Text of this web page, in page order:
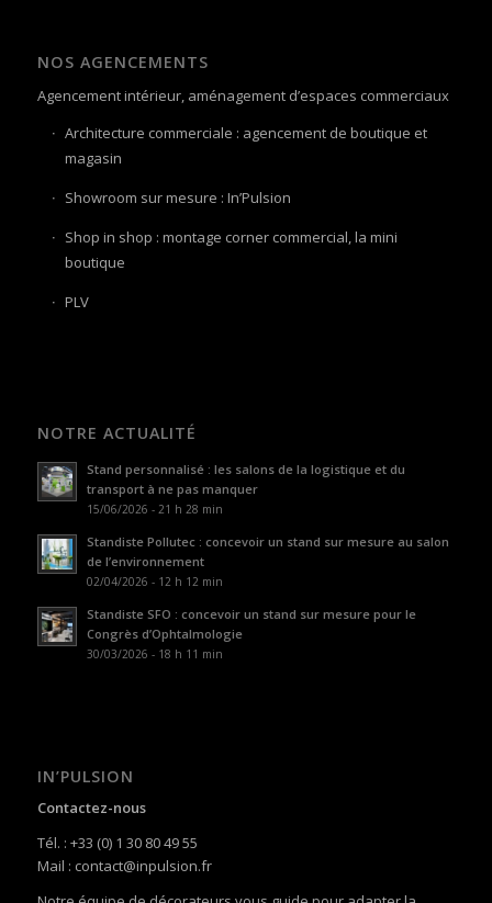
NOS AGENCEMENTS
Agencement intérieur, aménagement d’espaces commerciaux
Architecture commerciale : agencement de boutique et
magasin
Showroom sur mesure : In’Pulsion
Shop in shop : montage corner commercial, la mini
boutique
PLV
NOTRE ACTUALITÉ
Stand personnalisé : les salons de la logistique et du
transport à ne pas manquer
15/06/2026 - 21 h 28 min
Standiste Pollutec : concevoir un stand sur mesure au salon
de l’environnement
02/04/2026 - 12 h 12 min
Standiste SFO : concevoir un stand sur mesure pour le
Congrès d’Ophtalmologie
30/03/2026 - 18 h 11 min
IN’PULSION
Contactez-nous
Tél. : +33 (0) 1 30 80 49 55
Mail : contact@inpulsion.fr